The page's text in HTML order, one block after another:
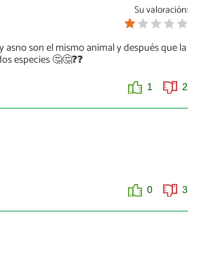
Su valoración:
son el mismo animal y después que la
especies 🤔🤔❓❓
1 2
0 3